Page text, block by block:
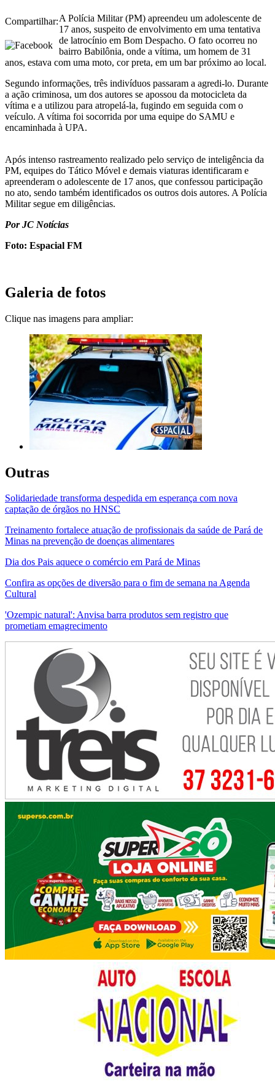
Compartilhar:A Polícia Militar (PM) apreendeu um adolescente de
17 anos, suspeito de envolvimento em uma tentativa
de latrocínio em Bom Despacho. O fato ocorreu no
bairro Babilônia, onde a vítima, um homem de 31
anos, estava com uma moto, cor preta, em um bar próximo ao local.
Segundo informações, três indivíduos passaram a agredi-lo. Durante
a ação criminosa, um dos autores se apossou da motocicleta da
vítima e a utilizou para atropelá-la, fugindo em seguida com o
veículo. A vítima foi socorrida por uma equipe do SAMU e
encaminhada à UPA.
Após intenso rastreamento realizado pelo serviço de inteligência da
PM, equipes do Tático Móvel e demais viaturas identificaram e
apreenderam o adolescente de 17 anos, que confessou participação
no ato, sendo também identificados os outros dois autores. A Polícia
Militar segue em diligências.
Por JC Notícias
Foto: Espacial FM
Galeria de fotos
Clique nas imagens para ampliar:
Outras
Solidariedade transforma despedida em esperança com nova
captação de órgãos no HNSC
Treinamento fortalece atuação de profissionais da saúde de Pará de
Minas na prevenção de doenças alimentares
Dia dos Pais aquece o comércio em Pará de Minas
Confira as opções de diversão para o fim de semana na Agenda
Cultural
'Ozempic natural': Anvisa barra produtos sem registro que
prometiam emagrecimento